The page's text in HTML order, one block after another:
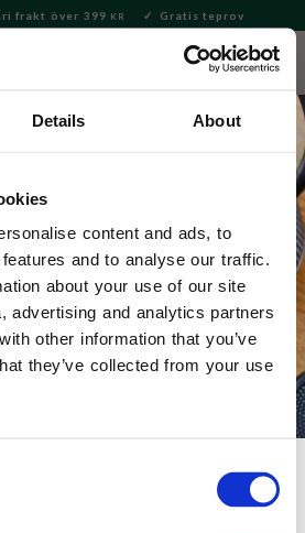
Details About
content and ads, to
and to analyse our traffic.
about your use of our site
advertising and analytics partners
other information that you’ve
they’ve collected from your use
frakt över 399 KR Gratis teprov
fingerborgsblommor i nyanser av